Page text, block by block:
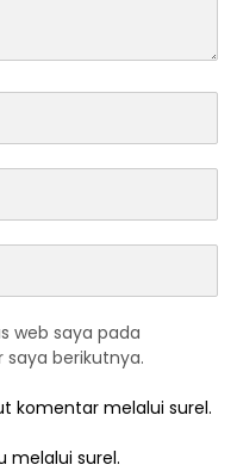
web saya pada
berikutnya.
komentar melalui surel.
melalui surel.